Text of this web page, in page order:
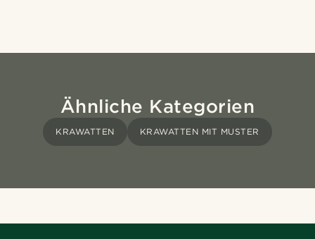
Ähnliche Kategorien
KRAWATTEN KRAWATTEN MIT MUSTER